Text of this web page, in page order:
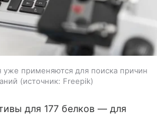
уже применяются для поиска причин
источник: Freepik
для 177 белков — для